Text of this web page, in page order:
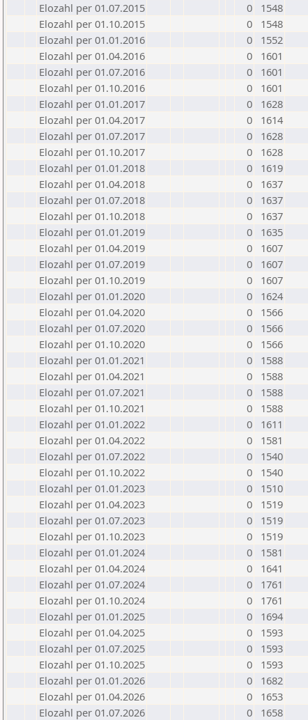
Elozahl per 01.07.2015
0
1548
Elozahl per 01.10.2015
0
1548
Elozahl per 01.01.2016
0
1552
Elozahl per 01.04.2016
0
1601
Elozahl per 01.07.2016
0
1601
Elozahl per 01.10.2016
0
1601
Elozahl per 01.01.2017
0
1628
Elozahl per 01.04.2017
0
1614
Elozahl per 01.07.2017
0
1628
Elozahl per 01.10.2017
0
1628
Elozahl per 01.01.2018
0
1619
Elozahl per 01.04.2018
0
1637
Elozahl per 01.07.2018
0
1637
Elozahl per 01.10.2018
0
1637
Elozahl per 01.01.2019
0
1635
Elozahl per 01.04.2019
0
1607
Elozahl per 01.07.2019
0
1607
Elozahl per 01.10.2019
0
1607
Elozahl per 01.01.2020
0
1624
Elozahl per 01.04.2020
0
1566
Elozahl per 01.07.2020
0
1566
Elozahl per 01.10.2020
0
1566
Elozahl per 01.01.2021
0
1588
Elozahl per 01.04.2021
0
1588
Elozahl per 01.07.2021
0
1588
Elozahl per 01.10.2021
0
1588
Elozahl per 01.01.2022
0
1611
Elozahl per 01.04.2022
0
1581
Elozahl per 01.07.2022
0
1540
Elozahl per 01.10.2022
0
1540
Elozahl per 01.01.2023
0
1510
Elozahl per 01.04.2023
0
1519
Elozahl per 01.07.2023
0
1519
Elozahl per 01.10.2023
0
1519
Elozahl per 01.01.2024
0
1581
Elozahl per 01.04.2024
0
1641
Elozahl per 01.07.2024
0
1761
Elozahl per 01.10.2024
0
1761
Elozahl per 01.01.2025
0
1694
Elozahl per 01.04.2025
0
1593
Elozahl per 01.07.2025
0
1593
Elozahl per 01.10.2025
0
1593
Elozahl per 01.01.2026
0
1682
Elozahl per 01.04.2026
0
1653
Elozahl per 01.07.2026
0 1658